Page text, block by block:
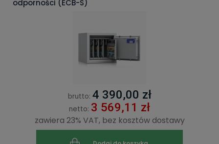
odporności (ECB-S)
brutto: 4 390,00 zł
netto: 3 569,11 zł
zawiera 23% VAT, bez kosztów dostawy